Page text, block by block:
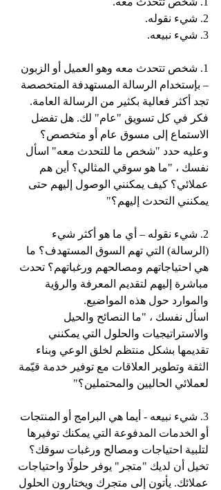
2. شيء نقوله.
3. شيء نبيعه.
1. شخص تتحدث معه وهو العميل أو الزبون
– بإستخدام الرسالة المستهدفة المتخصصة
تجد أكثر فعالية بكثير من الرسالة العامة.
فكر في كل تسويق "عام" لك. هل تفضل
الاستماع إلى مسوق عام أو متخصص؟
وعليه حدد "شخص ما للتحدث معه" اسأل
نفسك ، "ما هو سوقي المثالي؟ أين هم
عملائي؟ كيف يمكنني الوصول إليهم حتى
يمكنني التحدث إليهم؟"
2. شيء نقوله – أي ما هو أكثر شيء
(الرسالة) التي تهم السوق المستهدف؟ ما
هي احتياجاتهم ومصالحهم ورغباتهم؟ تحدث
مباشرة إليهم لتقديم المعرفة والرؤية
والموارد حول هذه المواضيع.
اسأل نفسك ، "ما النصائح والحيل
والاستراتيجيات والحلول التي يمكنني
تقديمها بشكل منتظم لخلق الوعي وبناء
الثقة وتطوير العلاقات مع توفير خدمة قيّمة
لعملائي الحاليين والمحتملين؟"
3. شيء نبيعه - أيما هي البرامج أو المنتجات
أو الخدمات المدفوعة التي يمكنك توفيرها
لتلبية احتياجات ومصالح ورغبات سوقك؟
تخيل أن لديك "متجر" يوفر حلولًا واحتياجات
عملائك. يأتون إلى متجرك ويختارون الحلول